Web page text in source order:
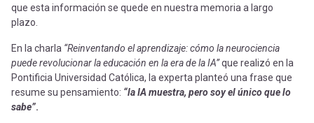
que esta información se quede en nuestra memoria a largo
plazo.
En la charla “Reinventando el aprendizaje: cómo la neurociencia
puede revolucionar la educación en la era de la IA”que realizó en la
Pontificia Universidad Católica, la experta planteó una frase que
resume su pensamiento: “la IA muestra, pero soy el único que lo
sabe”.